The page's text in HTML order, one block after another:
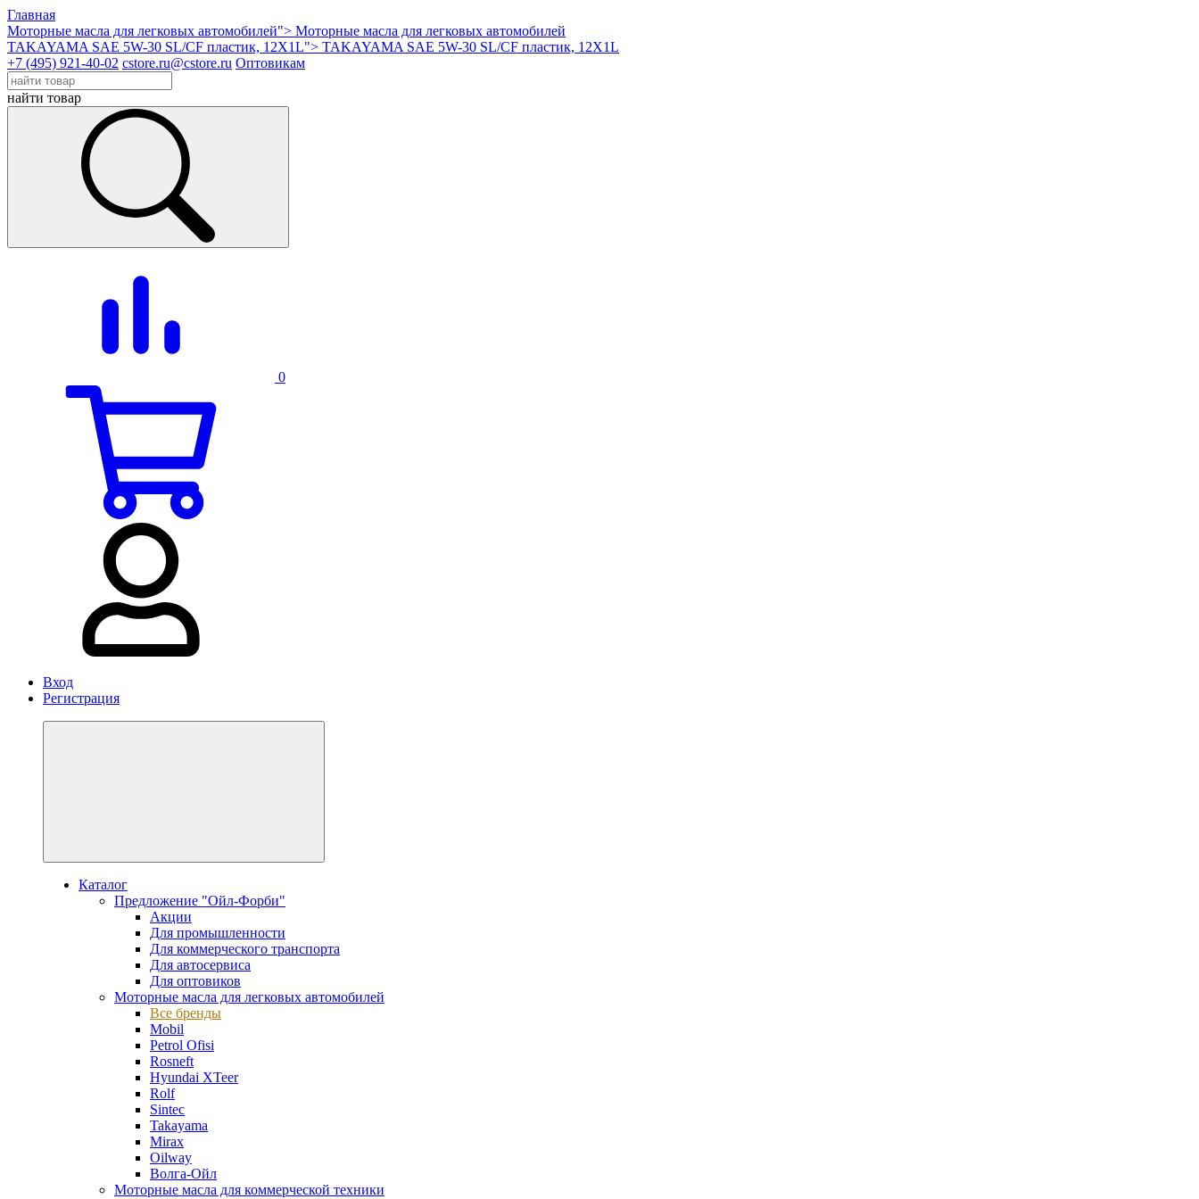
Главная
Моторные масла для легковых автомобилей"> Моторные масла для легковых автомобилей
TAKAYAMA SAE 5W-30 SL/СF пластик, 12X1L"> TAKAYAMA SAE 5W-30 SL/СF пластик, 12X1L
+7 (495) 921-40-02 cstore.ru@cstore.ru Оптовикам
найти товар
0
Вход
Регистрация
Каталог
Предложение "Ойл-Форби"
Акции
Для промышленности
Для коммерческого транспорта
Для автосервиса
Для оптовиков
Моторные масла для легковых автомобилей
Все бренды
Mobil
Petrol Ofisi
Rosneft
Hyundai XTeer
Rolf
Sintec
Takayama
Mirax
Oilway
Волга-Ойл
Моторные масла для коммерческой техники